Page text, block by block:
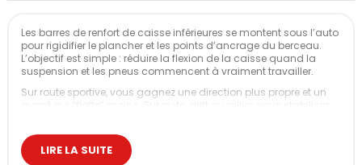
Les barres de renfort de caisse inférieures se montent sous l’auto
pour rigidifier le plancher et les points d’ancrage du berceau.
L’objectif est simple : réduire la flexion de la caisse quand la
suspension et les pneus commencent à vraiment travailler.
Sur route sportive, vous gagnez une direction plus propre et un
Nos barres de renfort de caisse
LIRE LA SUITE